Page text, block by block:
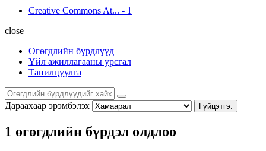
Creative Commons At... - 1
close
Өгөгдлийн бүрдлүүд
Үйл ажиллагааны урсгал
Танилцуулга
Дараахаар эрэмбэлэх Гүйцэтгэ.
1 өгөгдлийн бүрдэл олдлоо